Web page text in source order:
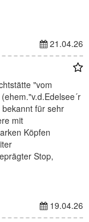
21.04.26
"vom
bekannt für sehr
mit
Köpfen
Stop,
19.04.26